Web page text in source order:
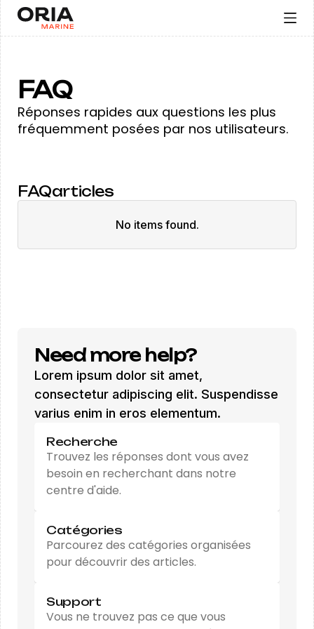
FAQ
Réponses rapides aux questions les plus
fréquemment posées par nos utilisateurs.
FAQarticles
No items found.
Need more help?
Lorem ipsum dolor sit amet,
consectetur adipiscing elit. Suspendisse
varius enim in eros elementum.
Recherche
Trouvez les réponses dont vous avez
besoin en recherchant dans notre
centre d'aide.
Catégories
Parcourez des catégories organisées
pour découvrir des articles.
Support
Vous ne trouvez pas ce que vous